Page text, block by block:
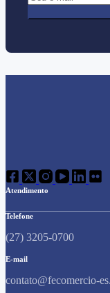
Atendimento
Telefone
(27) 3205-0700
E-mail
contato@fecomercio-